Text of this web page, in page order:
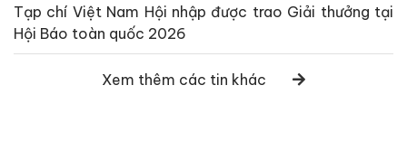
Tạp chí Việt Nam Hội nhập được trao Giải thưởng tại
Hội Báo toàn quốc 2026
Xem thêm các tin khác